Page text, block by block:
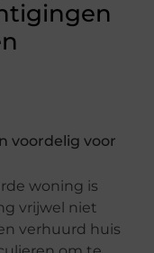
voordelig voor
woning is
vrijwel niet
verhuurd huis